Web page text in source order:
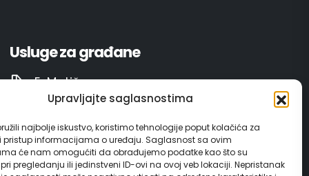
Upravljajte saglasnostima
najbolje iskustvo, koristimo tehnologije poput kolačića za
pristup informacijama o uređaju. Saglasnost sa ovim
će nam omogućiti da obrađujemo podatke kao što su
pregledanju ili jedinstveni ID-ovi na ovoj veb lokaciji. Nepristanak
Usluge za građane
E-Matičar
Invest in Gračanica